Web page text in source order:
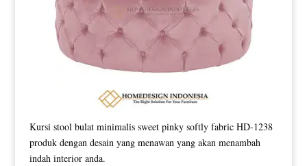
Kursi stool bulat minimalis sweet pinky softly fabric HD-1238
produk dengan desain yang menawan yang akan menambah
indah interior anda.